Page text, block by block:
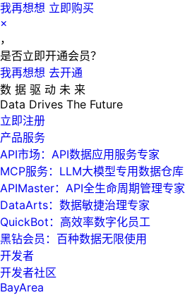
我再想想 立即购买
×
，
是否立即开通会员？
我再想想 去开通
数 据 驱 动 未 来
Data Drives The Future
立即注册
产品服务
API市场：API数据应用服务专家
MCP服务：LLM大模型专用数据仓库
APIMaster：API全生命周期管理专家
DataArts：数据敏捷治理专家
QuickBot：高效率数字化员工
黑钻会员：百种数据无限使用
开发者
开发者社区
BayArea